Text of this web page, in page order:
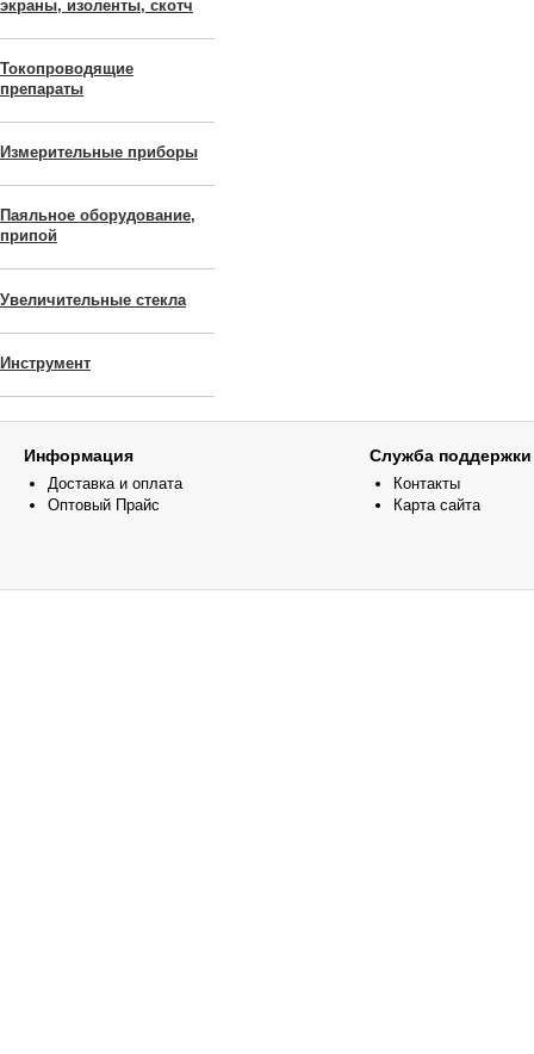
экраны, изоленты, скотч
Токопроводящие
препараты
Измерительные приборы
Паяльное оборудование,
припой
Увеличительные стекла
Инструмент
Информация
Доставка и оплата
Оптовый Прайс
Служба поддержки
Контакты
Карта сайта